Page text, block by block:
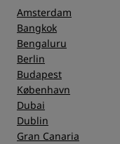
Amsterdam
Bangkok
Bengaluru
Berlin
Budapest
København
Dubai
Dublin
Gran Canaria